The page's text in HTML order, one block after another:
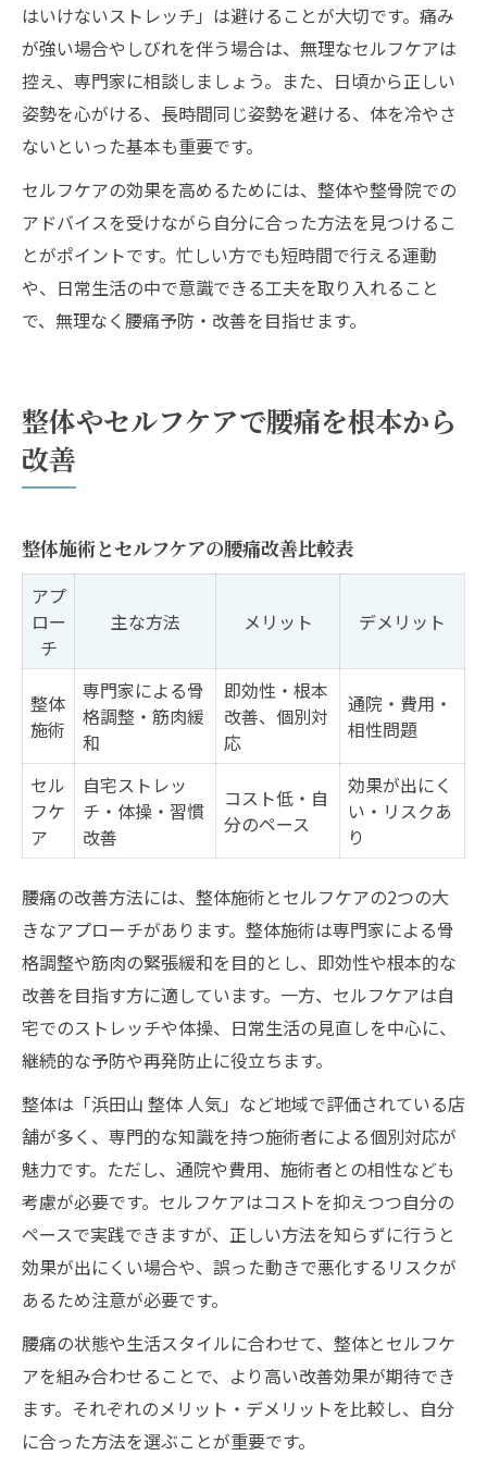
はいけないストレッチ」は避けることが大切です。痛み
が強い場合やしびれを伴う場合は、無理なセルフケアは
控え、専門家に相談しましょう。また、日頃から正しい
姿勢を心がける、長時間同じ姿勢を避ける、体を冷やさ
ないといった基本も重要です。
セルフケアの効果を高めるためには、整体や整骨院での
アドバイスを受けながら自分に合った方法を見つけるこ
とがポイントです。忙しい方でも短時間で行える運動
や、日常生活の中で意識できる工夫を取り入れること
で、無理なく腰痛予防・改善を目指せます。
整体やセルフケアで腰痛を根本から
改善
整体施術とセルフケアの腰痛改善比較表
アプ
ロー
チ
主な方法 メリット デメリット
整体
施術
専門家による骨
格調整・筋肉緩
和
即効性・根本
改善、個別対
応
通院・費用・
相性問題
セル
フケ
ア
自宅ストレッ
チ・体操・習慣
改善
コスト低・自
分のペース
効果が出にく
い・リスクあ
り
腰痛の改善方法には、整体施術とセルフケアの2つの大
きなアプローチがあります。整体施術は専門家による骨
格調整や筋肉の緊張緩和を目的とし、即効性や根本的な
改善を目指す方に適しています。一方、セルフケアは自
宅でのストレッチや体操、日常生活の見直しを中心に、
継続的な予防や再発防止に役立ちます。
整体は「浜田山 整体 人気」など地域で評価されている店
舗が多く、専門的な知識を持つ施術者による個別対応が
魅力です。ただし、通院や費用、施術者との相性なども
考慮が必要です。セルフケアはコストを抑えつつ自分の
ペースで実践できますが、正しい方法を知らずに行うと
効果が出にくい場合や、誤った動きで悪化するリスクが
あるため注意が必要です。
腰痛の状態や生活スタイルに合わせて、整体とセルフケ
アを組み合わせることで、より高い改善効果が期待でき
ます。それぞれのメリット・デメリットを比較し、自分
に合った方法を選ぶことが重要です。